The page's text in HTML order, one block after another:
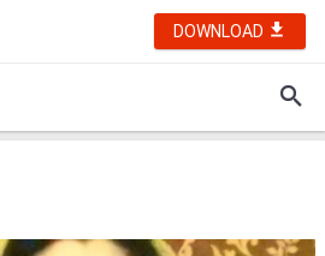
DOWNLOAD